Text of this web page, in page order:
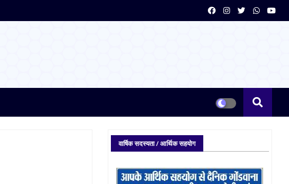
वार्षिक सदस्यता / आर्थिक सहयोग